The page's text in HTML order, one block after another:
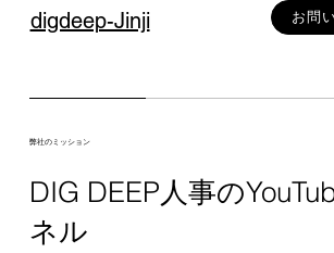
digdeep-Jinji お問
弊社のミッション
DIG DEEP人事の
ネル